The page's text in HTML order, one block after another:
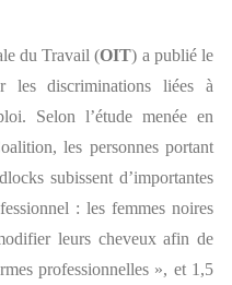
du Travail (OIT) a publié le
discriminations liées à
Selon l’étude menée en
les personnes portant
subissent d’importantes
: les femmes noires
leurs cheveux afin de
professionnelles », et 1,5